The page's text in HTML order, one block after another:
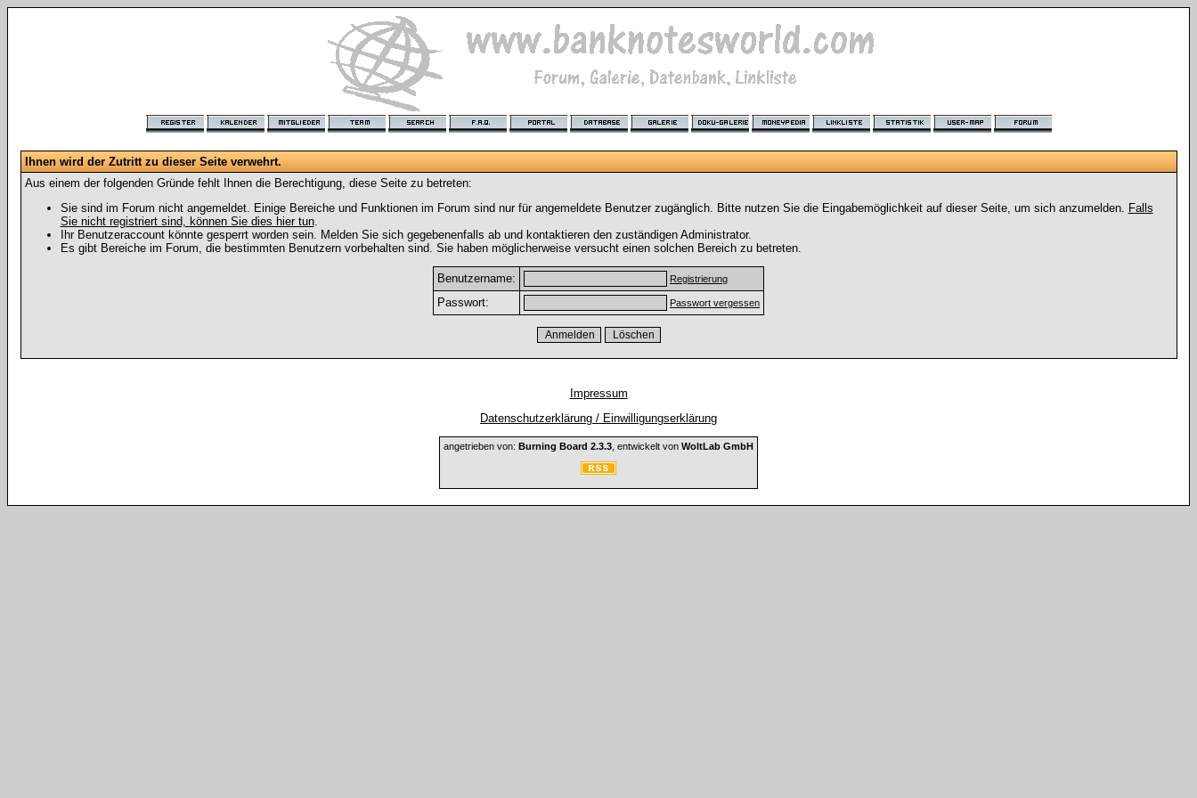
Ihnen wird der Zutritt zu dieser Seite verwehrt.
Aus einem der folgenden Gründe fehlt Ihnen die Berechtigung, diese Seite zu betreten:
Sie sind im Forum nicht angemeldet. Einige Bereiche und Funktionen im Forum sind nur für angemeldete Benutzer zugänglich. Bitte nutzen Sie die Eingabemöglichkeit auf dieser Seite, um sich anzumelden. Falls
Sie nicht registriert sind, können Sie dies hier tun.
Ihr Benutzeraccount könnte gesperrt worden sein. Melden Sie sich gegebenenfalls ab und kontaktieren den zuständigen Administrator.
Es gibt Bereiche im Forum, die bestimmten Benutzern vorbehalten sind. Sie haben möglicherweise versucht einen solchen Bereich zu betreten.
Benutzername: Registrierung
Passwort: Passwort vergessen
Impressum
Datenschutzerklärung / Einwilligungserklärung
angetrieben von: Burning Board 2.3.3 , entwickelt von WoltLab GmbH